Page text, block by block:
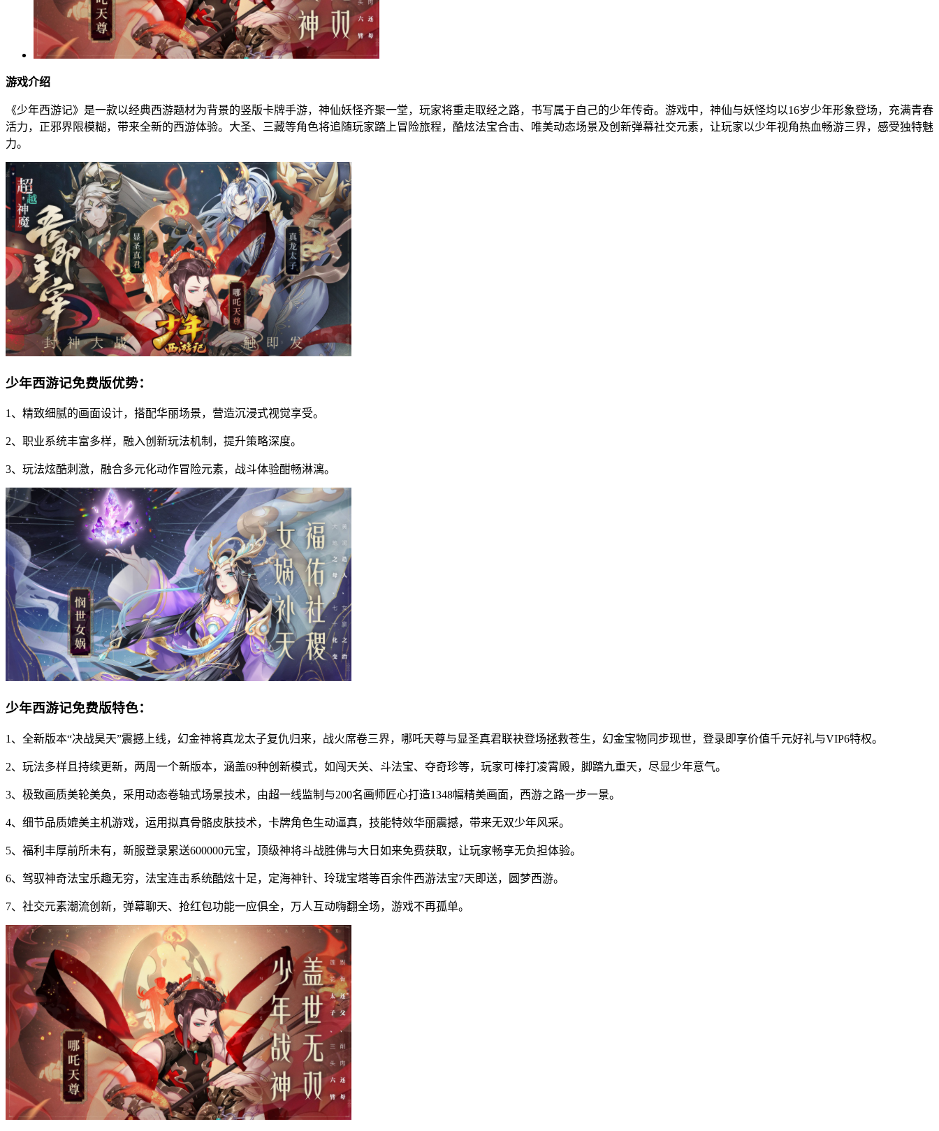
游戏介绍
《少年西游记》是一款以经典西游题材为背景的竖版卡牌手游，神仙妖怪齐聚一堂，玩家将重走取经之路，书写属于自己的少年传奇。游戏中，神仙与妖怪均以16岁少年形象登场，充满青春
活力，正邪界限模糊，带来全新的西游体验。大圣、三藏等角色将追随玩家踏上冒险旅程，酷炫法宝合击、唯美动态场景及创新弹幕社交元素，让玩家以少年视角热血畅游三界，感受独特魅
力。
少年西游记免费版优势：
1、精致细腻的画面设计，搭配华丽场景，营造沉浸式视觉享受。
2、职业系统丰富多样，融入创新玩法机制，提升策略深度。
3、玩法炫酷刺激，融合多元化动作冒险元素，战斗体验酣畅淋漓。
少年西游记免费版特色：
1、全新版本“决战昊天”震撼上线，幻金神将真龙太子复仇归来，战火席卷三界，哪吒天尊与显圣真君联袂登场拯救苍生，幻金宝物同步现世，登录即享价值千元好礼与VIP6特权。
2、玩法多样且持续更新，两周一个新版本，涵盖69种创新模式，如闯天关、斗法宝、夺奇珍等，玩家可棒打凌霄殿，脚踏九重天，尽显少年意气。
3、极致画质美轮美奂，采用动态卷轴式场景技术，由超一线监制与200名画师匠心打造1348幅精美画面，西游之路一步一景。
4、细节品质媲美主机游戏，运用拟真骨骼皮肤技术，卡牌角色生动逼真，技能特效华丽震撼，带来无双少年风采。
5、福利丰厚前所未有，新服登录累送600000元宝，顶级神将斗战胜佛与大日如来免费获取，让玩家畅享无负担体验。
6、驾驭神奇法宝乐趣无穷，法宝连击系统酷炫十足，定海神针、玲珑宝塔等百余件西游法宝7天即送，圆梦西游。
7、社交元素潮流创新，弹幕聊天、抢红包功能一应俱全，万人互动嗨翻全场，游戏不再孤单。